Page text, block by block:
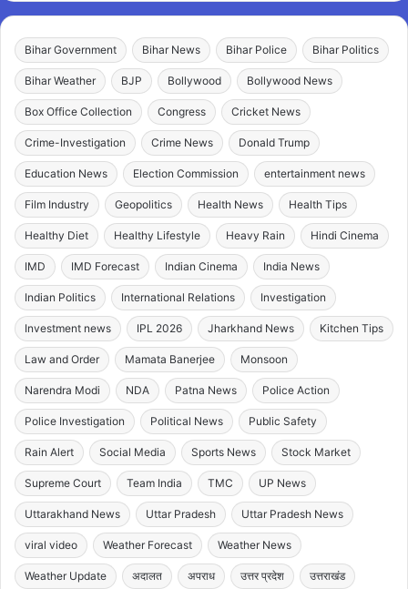
Bihar Government Bihar News Bihar Police Bihar Politics
Bihar Weather BJP Bollywood Bollywood News
Box Office Collection Congress Cricket News
Crime-Investigation Crime News Donald Trump
Education News Election Commission entertainment news
Film Industry Geopolitics Health News Health Tips
Healthy Diet Healthy Lifestyle Heavy Rain Hindi Cinema
IMD IMD Forecast Indian Cinema India News
Indian Politics International Relations Investigation
Investment news IPL 2026 Jharkhand News Kitchen Tips
Law and Order Mamata Banerjee Monsoon
Narendra Modi NDA Patna News Police Action
Police Investigation Political News Public Safety
Rain Alert Social Media Sports News Stock Market
Supreme Court Team India TMC UP News
Uttarakhand News Uttar Pradesh Uttar Pradesh News
viral video Weather Forecast Weather News
Weather Update अदालत अपराध उत्तर प्रदेश उत्तराखंड